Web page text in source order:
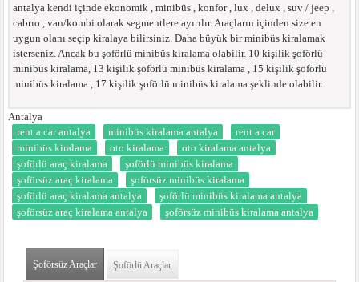
antalya kendi içinde ekonomik , minibüs , konfor , lux , delux , suv / jeep ,
cabrıo , van/kombi olarak segmentlere ayırılır. Araçların içinden size en
uygun olanı seçip kiralaya bilirsiniz. Daha büyük bir minibüs kiralamak
isterseniz. Ancak bu şoförlü minibüs kiralama olabilir. 10 kişilik şoförlü
minibüs kiralama, 13 kişilik şoförlü minibüs kiralama , 15 kişilik şoförlü
minibüs kiralama , 17 kişilik şoförlü minibüs kiralama şeklinde olabilir.
Antalya
rent a car antalya
minibüs kiralama antalya
rent a car
minibüs kiralama
oto kiralama
oto kiralama antalya
şoförlü araç kiralama
şoförlü minibüs kiralama
şoförsüz araç kiralama
şoförsüz minibüs kiralama
şoförlü araç kiralama antalya
şoförlü minibüs kiralama antalya
şoförsüz araç kiralama antalya
şoförsüz minibüs kiralama antalya
Şoförsüz Araçlar(etkin sekme)
Şoförlü Araçlar